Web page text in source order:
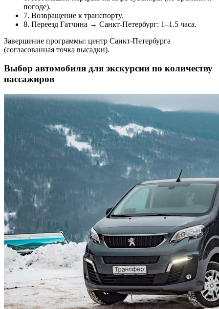
погоде).
7. Возвращение к транспорту.
8. Переезд Гатчина → Санкт‑Петербург: 1–1.5 часа.
Завершение программы: центр Санкт‑Петербурга
(согласованная точка высадки).
Выбор автомобиля для экскурсии по количеству
пассажиров